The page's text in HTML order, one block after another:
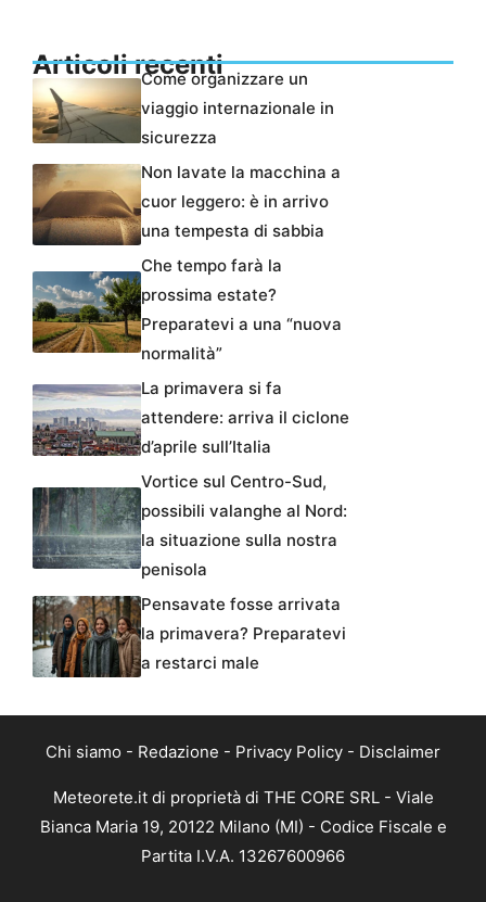
Articoli recentiCome organizzare un
viaggio internazionale in
sicurezza
Non lavate la macchina a
cuor leggero: è in arrivo
una tempesta di sabbia
Che tempo farà la
prossima estate?
Preparatevi a una “nuova
normalità”
La primavera si fa
attendere: arriva il ciclone
d’aprile sull’Italia
Vortice sul Centro-Sud,
possibili valanghe al Nord:
la situazione sulla nostra
penisola
Pensavate fosse arrivata
la primavera? Preparatevi
a restarci male
Chi siamo - Redazione - Privacy Policy - Disclaimer
Meteorete.it di proprietà di THE CORE SRL - Viale
Bianca Maria 19, 20122 Milano (MI) - Codice Fiscale e
Partita I.V.A. 13267600966